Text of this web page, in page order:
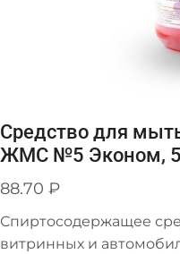
Средство для
ЖМС №5 Эконом,
88.70 ₽
Спиртосодержащее
витринных и